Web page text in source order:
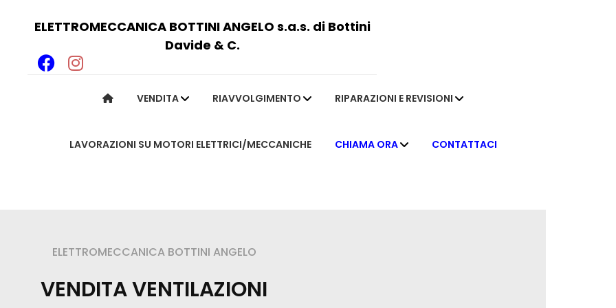
ELETTROMECCANICA BOTTINI ANGELO s.a.s. di Bottini
Davide & C.
VENDITA RIAVVOLGIMENTO RIPARAZIONI E REVISIONI
LAVORAZIONI SU MOTORI ELETTRICI/MECCANICHE CHIAMA ORA CONTATTACI
ELETTROMECCANICA BOTTINI ANGELO
VENDITA VENTILAZIONI